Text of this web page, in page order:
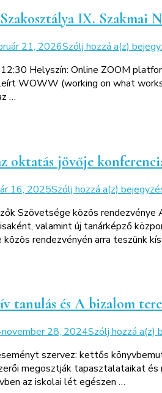
IX. Szakmai
21, 2026Szólj hozzá a(z)
a
TKSZ
–
Helyszín: Online ZOOM
WOWW (working on what
…
oktatás jövője
16, 2025Szólj hozzá a(z) A
új
modelljei
és
Szövetsége közös
valamint új tanárképző
rendezvényén arra teszünk
tanulás és A bizalom tere
november 28, 2024Szólj hozzá a(z)
–
szervez: kettős
megosztják tapasztalataikat
az iskolai lét egészen …